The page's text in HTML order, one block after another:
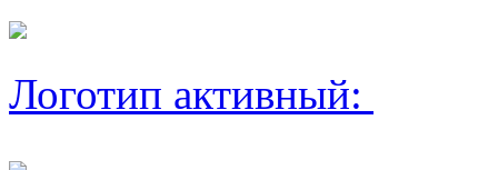
Логотип активный: